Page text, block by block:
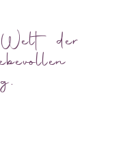
Welt der